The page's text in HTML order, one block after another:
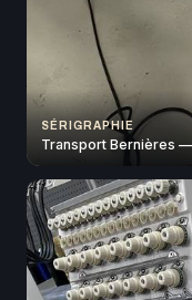
SÉRIGRAPHIE
Transport Bernières